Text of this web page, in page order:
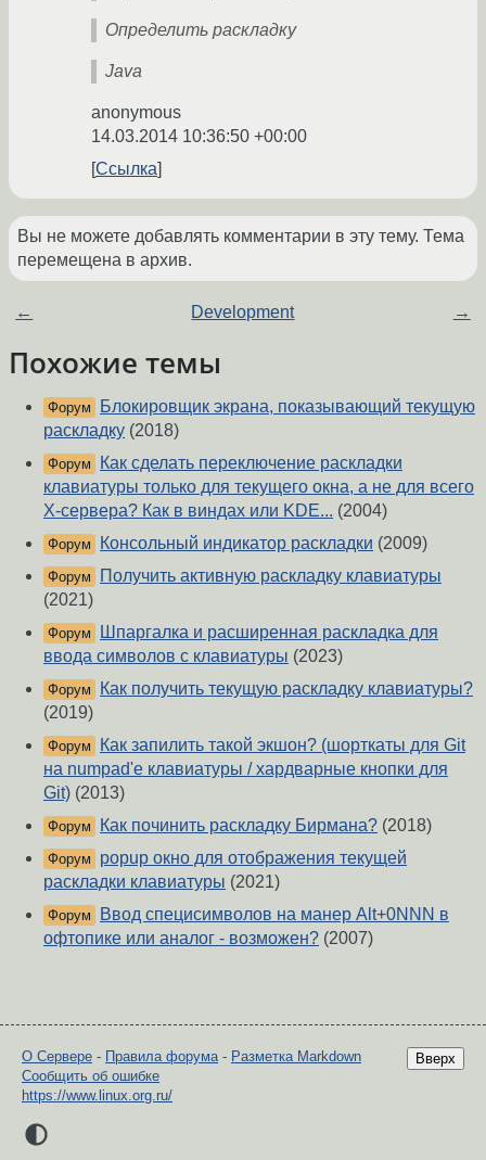
Определить раскладку
Java
anonymous
14.03.2014 10:36:50 +00:00
Ссылка
Вы не можете добавлять комментарии в эту тему. Тема
перемещена в архив.
← Development →
Похожие темы
Форум
Блокировщик экрана, показывающий текущую
раскладку (2018)
Форум
Как сделать переключение раскладки
клавиатуры только для текущего окна, а не для всего
X-сервера? Как в виндах или KDE... (2004)
Форум Консольный индикатор раскладки (2009)
Форум
Получить активную раскладку клавиатуры
(2021)
Форум
Шпаргалка и расширенная раскладка для
ввода символов с клавиатуры (2023)
Форум
Как получить текущую раскладку клавиатуры?
(2019)
Форум
Как запилить такой экшон? (шорткаты для Git
на numpad'е клавиатуры / хардварные кнопки для
Git) (2013)
Форум Как починить раскладку Бирмана? (2018)
Форум
popup окно для отображения текущей
раскладки клавиатуры (2021)
Форум
Ввод специсимволов на манер Alt+0NNN в
офтопике или аналог - возможен? (2007)
Вверх
О Сервере - Правила форума - Разметка Markdown
Сообщить об ошибке
https://www.linux.org.ru/